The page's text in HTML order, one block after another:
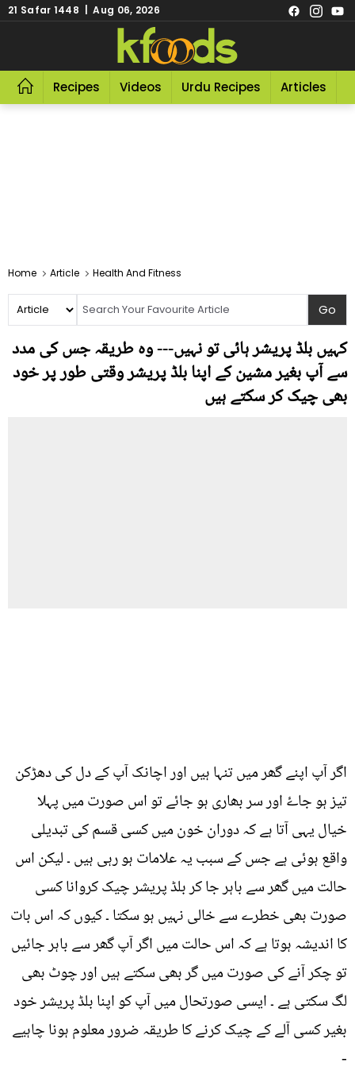
21 Safar 1448 | Aug 06, 2026
Recipes Videos Urdu Recipes Articles
Home Article Health And Fitness
کہیں بلڈ پریشر ہائی تو نہیں--- وہ طریقہ جس کی مدد
سے آپ بغیر مشین کے اپنا بلڈ پریشر وقتی طور پر خود
بھی چیک کر سکتے ہیں
اگر آپ اپنے گھر میں تنہا ہیں اور اچانک آپ کے دل کی دھڑکن
تیز ہو جاۓ اور سر بھاری ہو جائے تو اس صورت میں پہلا
خیال یہی آتا ہے کہ دوران خون میں کسی قسم کی تبدیلی
واقع ہوئی ہے جس کے سبب یہ علامات ہو رہی ہیں ۔ لیکن اس
حالت میں گھر سے باہر جا کر بلڈ پریشر چیک کروانا کسی
صورت بھی خطرے سے خالی نہیں ہو سکتا ۔ کیوں کہ اس بات
کا اندیشہ ہوتا ہے کہ اس حالت میں اگر آپ گھر سے باہر جائيں
تو چکر آنے کی صورت میں گر بھی سکتے ہیں اور چوٹ بھی
لگ سکتی ہے ۔ ایسی صورتحال میں آپ کو اپنا بلڈ پریشر خود
بغیر کسی آلے کے چیک کرنے کا طریقہ ضرور معلوم ہونا چاہیے
-